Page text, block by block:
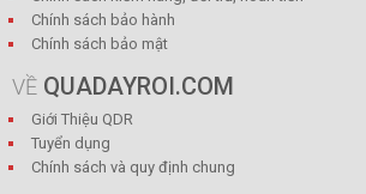
Chính sách bảo hành
Chính sách bảo mật
VỀ QUADAYROI.COM
Giới Thiệu QDR
Tuyển dụng
Chính sách và quy định chung